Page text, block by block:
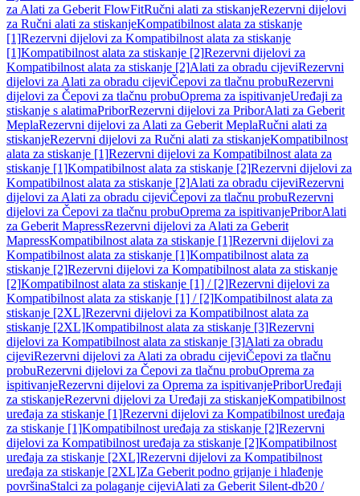
za Alati za Geberit FlowFitRučni alati za stiskanjeRezervni dijelovi
za Ručni alati za stiskanjeKompatibilnost alata za stiskanje
[1]Rezervni dijelovi za Kompatibilnost alata za stiskanje
[1]Kompatibilnost alata za stiskanje [2]Rezervni dijelovi za
Kompatibilnost alata za stiskanje [2]Alati za obradu cijeviRezervni
dijelovi za Alati za obradu cijeviČepovi za tlačnu probuRezervni
dijelovi za Čepovi za tlačnu probuOprema za ispitivanjeUređaji za
stiskanje s alatimaPriborRezervni dijelovi za PriborAlati za Geberit
MeplaRezervni dijelovi za Alati za Geberit MeplaRučni alati za
stiskanjeRezervni dijelovi za Ručni alati za stiskanjeKompatibilnost
alata za stiskanje [1]Rezervni dijelovi za Kompatibilnost alata za
stiskanje [1]Kompatibilnost alata za stiskanje [2]Rezervni dijelovi za
Kompatibilnost alata za stiskanje [2]Alati za obradu cijeviRezervni
dijelovi za Alati za obradu cijeviČepovi za tlačnu probuRezervni
dijelovi za Čepovi za tlačnu probuOprema za ispitivanjePriborAlati
za Geberit MapressRezervni dijelovi za Alati za Geberit
MapressKompatibilnost alata za stiskanje [1]Rezervni dijelovi za
Kompatibilnost alata za stiskanje [1]Kompatibilnost alata za
stiskanje [2]Rezervni dijelovi za Kompatibilnost alata za stiskanje
[2]Kompatibilnost alata za stiskanje [1] / [2]Rezervni dijelovi za
Kompatibilnost alata za stiskanje [1] / [2]Kompatibilnost alata za
stiskanje [2XL]Rezervni dijelovi za Kompatibilnost alata za
stiskanje [2XL]Kompatibilnost alata za stiskanje [3]Rezervni
dijelovi za Kompatibilnost alata za stiskanje [3]Alati za obradu
cijeviRezervni dijelovi za Alati za obradu cijeviČepovi za tlačnu
probuRezervni dijelovi za Čepovi za tlačnu probuOprema za
ispitivanjeRezervni dijelovi za Oprema za ispitivanjePriborUređaji
za stiskanjeRezervni dijelovi za Uređaji za stiskanjeKompatibilnost
uređaja za stiskanje [1]Rezervni dijelovi za Kompatibilnost uređaja
za stiskanje [1]Kompatibilnost uređaja za stiskanje [2]Rezervni
dijelovi za Kompatibilnost uređaja za stiskanje [2]Kompatibilnost
uređaja za stiskanje [2XL]Rezervni dijelovi za Kompatibilnost
uređaja za stiskanje [2XL]Za Geberit podno grijanje i hlađenje
površinaStalci za polaganje cijeviAlati za Geberit Silent-db20 /